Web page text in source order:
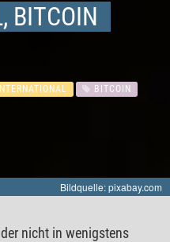
BITCOIN
BITCOIN
Bildquelle: pixabay.com
nicht in wenigstens